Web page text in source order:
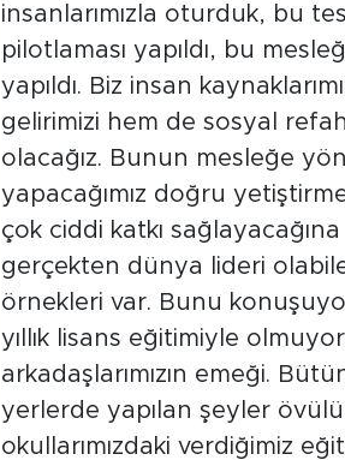
insanlarımızla oturduk, bu
pilotlaması yapıldı, bu
yapıldı. Biz insan
gelirimizi hem de sosyal
olacağız. Bunun mesleğe
yapacağımız doğru
çok ciddi katkı
gerçekten dünya lideri
örnekleri var. Bunu
yıllık lisans eğitimiyle
arkadaşlarımızın emeği.
yerlerde yapılan şeyler
okullarımızdaki verdiğimiz